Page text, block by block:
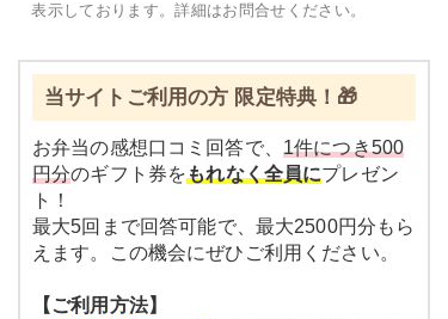
表示しております。詳細はお問合せください。
当サイトご利用の方 限定特典！🎁
お弁当の感想口コミ回答で、 1件につき500
円分のギフト券をもれなく全員にプレゼン
ト！
最大5回まで回答可能で、最大2500円分もら
えます。この機会にぜひご利用ください。
【ご利用方法】